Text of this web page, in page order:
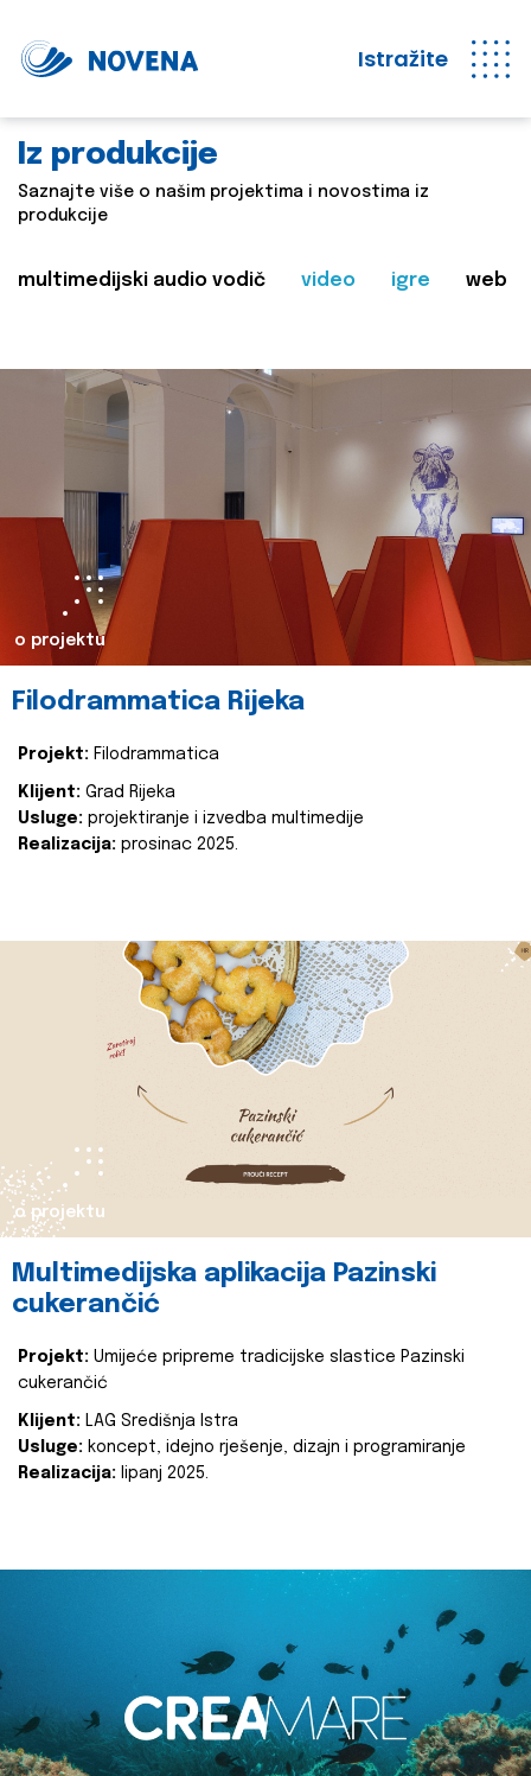
Istražite
Iz produkcije
Saznajte više o našim projektima i novostima iz
produkcije
multimedijski audio vodič video igre web
o projektu
Filodrammatica Rijeka
Projekt: Filodrammatica
Klijent: Grad Rijeka
Usluge: projektiranje i izvedba multimedije
Realizacija: prosinac 2025.
o projektu
Multimedijska aplikacija Pazinski
cukerančić
Projekt: Umijeće pripreme tradicijske slastice Pazinski
cukerančić
Klijent: LAG Središnja Istra
Usluge: koncept, idejno rješenje, dizajn i programiranje
Realizacija: lipanj 2025.